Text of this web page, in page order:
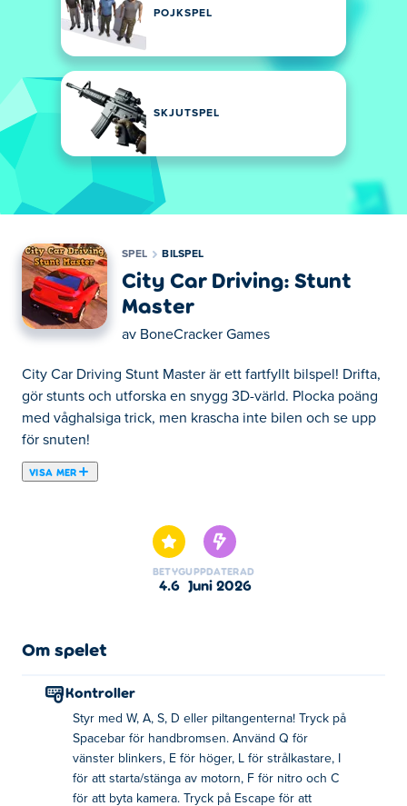
POJKSPEL
SKJUTSPEL
SPEL BILSPEL
City Car Driving: Stunt
Master
av BoneCracker Games
City Car Driving Stunt Master är ett fartfyllt bilspel! Drifta,
gör stunts och utforska en snygg 3D-värld. Plocka poäng
med våghalsiga trick, men krascha inte bilen och se upp
för snuten!
VISA MER
BETYG
4.6
UPPDATERAD
juni 2026
Om spelet
Kontroller
Styr med W, A, S, D eller piltangenterna! Tryck på
Spacebar för handbromsen. Använd Q för
vänster blinkers, E för höger, L för strålkastare, I
för att starta/stänga av motorn, F för nitro och C
för att byta kamera. Tryck på Escape för att